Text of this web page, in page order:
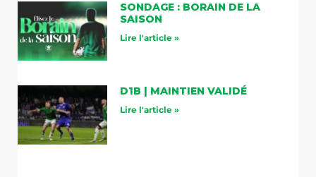
SONDAGE : BORAIN DE LA
SAISON
Lire l'article »
D1B | MAINTIEN VALIDÉ
Lire l'article »